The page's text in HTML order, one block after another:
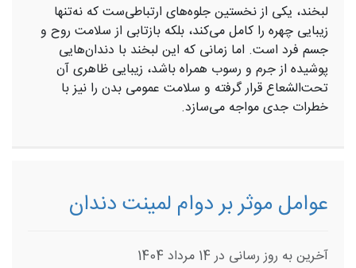
لبخند، یکی از نخستین جلوه‌های ارتباطی‌ست که نه‌تنها
زیبایی چهره را کامل می‌کند، بلکه بازتابی از سلامت روح و
جسم فرد است. اما زمانی که این لبخند با دندان‌هایی
پوشیده از جرم و رسوب همراه باشد، زیبایی ظاهری آن
تحت‌الشعاع قرار گرفته و سلامت عمومی بدن را نیز با
خطرات جدی مواجه می‌سازد.
عوامل موثر بر دوام لمینت دندان
آخرین به روز رسانی در 14 مرداد 1404